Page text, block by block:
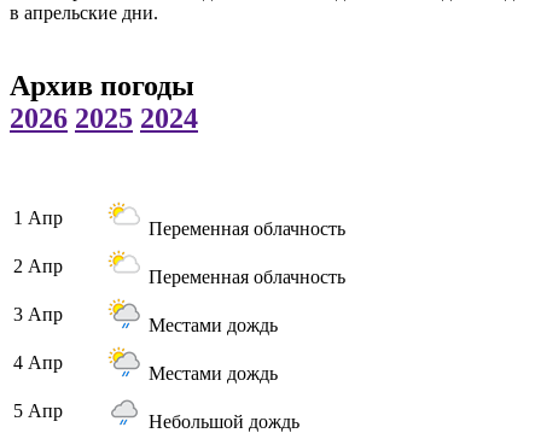
в апрельские дни.
Архив погоды
2026 2025 2024
1 Апр
Переменная облачность
2 Апр
Переменная облачность
3 Апр
Местами дождь
4 Апр
Местами дождь
5 Апр
Небольшой дождь